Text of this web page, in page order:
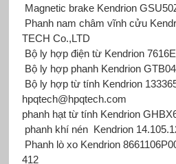
Magnetic brake Kendrion
Phanh nam châm vĩnh cửu
TECH Co.,LTD
Bộ ly hợp điện từ Kendrion
Bộ ly hợp phanh Kendrion
Bộ ly hợp từ tính Kendrion
hpqtech@hpqtech.com
phanh hạt từ tính Kendrion
phanh khí nén Kendrion
Phanh lò xo Kendrion
412